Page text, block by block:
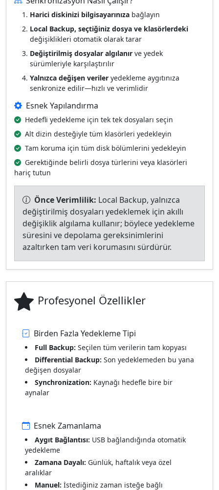
Harici diskinizi bilgisayarınıza bağlayın
Local Backup, seçtiğiniz dosya ve klasörlerdeki
değişiklikleri otomatik olarak tarar
Değiştirilmiş dosyalar algılanır ve yedek
sürümleriyle karşılaştırılır
Yalnızca değişen veriler yedekleme aygıtınıza
senkronize edilir—hızlı ve verimlidir
Esnek Yapılandırma
Hedefli yedekleme için tek tek dosyaları seçin
Alt dizin desteğiyle tüm klasörleri yedekleyin
Tam koruma için tüm disk bölümlerini yedekleyin
Gerektiğinde belirli dosya türlerini veya klasörleri
hariç tutun
Önce Verimlilik: Local Backup, yalnızca
değiştirilmiş dosyaları yedeklemek için akıllı
değişiklik algılama kullanır; böylece yedekleme
süresini ve depolama gereksinimlerini
azaltırken tam veri korumasını sürdürür.
Profesyonel Özellikler
Birden Fazla Yedekleme Tipi
Full Backup: Seçilen tüm verilerin tam kopyası
Differential Backup: Son yedeklemeden bu yana
değişen dosyalar
Synchronization: Kaynağı hedefle bire bir
aynalar
Esnek Zamanlama
Aygıt Bağlantısı: USB bağlandığında otomatik
yedekleme
Zamana Dayalı: Günlük, haftalık veya özel
aralıklar
Manuel: İstediğiniz zaman isteğe bağlı